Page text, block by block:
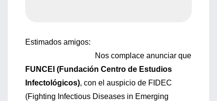
Estimados amigos:
Nos complace anunciar que
FUNCEI (Fundación Centro de Estudios
Infectológicos), con el auspicio de FIDEC
(Fighting Infectious Diseases in Emerging